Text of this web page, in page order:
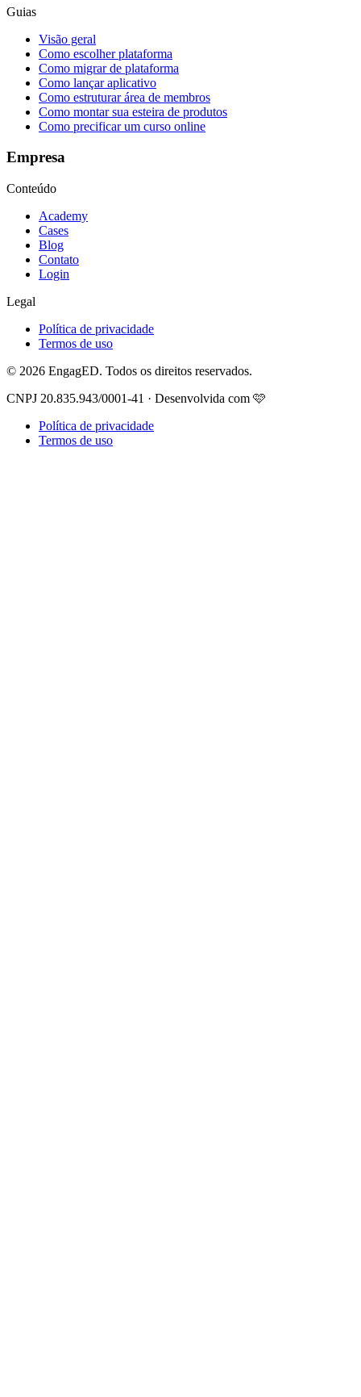
Guias
Visão geral
Como escolher plataforma
Como migrar de plataforma
Como lançar aplicativo
Como estruturar área de membros
Como montar sua esteira de produtos
Como precificar um curso online
Empresa
Conteúdo
Academy
Cases
Blog
Contato
Login
Legal
Política de privacidade
Termos de uso
© 2026 EngagED. Todos os direitos reservados.
CNPJ 20.835.943/0001-41 · Desenvolvida com 🩷
Política de privacidade
Termos de uso